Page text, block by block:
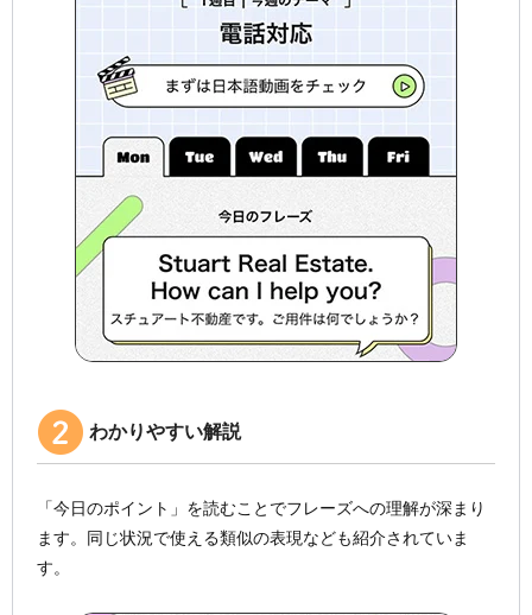
わかりやすい解説
「今日のポイント」を読むことでフレーズへの理解が深まり
ます。同じ状況で使える類似の表現なども紹介されていま
す。